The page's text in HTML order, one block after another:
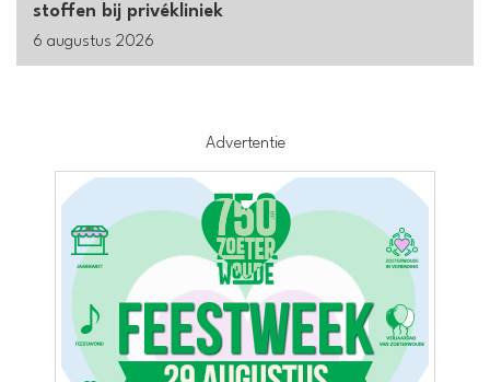
stoffen bij privékliniek
6 augustus 2026
Advertentie